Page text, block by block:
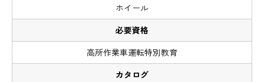
ホイール
高所作業車運転特別教育